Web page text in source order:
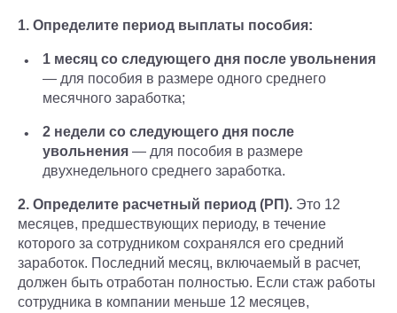
1. Определите период выплаты пособия:
1 месяц со следующего дня после увольнения
— для пособия в размере одного среднего
месячного заработка;
2 недели со следующего дня после
увольнения — для пособия в размере
двухнедельного среднего заработка.
2. Определите расчетный период (РП). Это 12
месяцев, предшествующих периоду, в течение
которого за сотрудником сохранялся его средний
заработок. Последний месяц, включаемый в расчет,
должен быть отработан полностью. Если стаж работы
сотрудника в компании меньше 12 месяцев,